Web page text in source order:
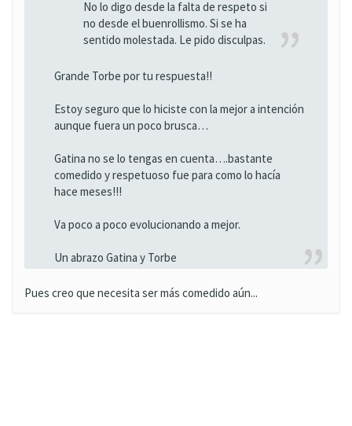
No lo digo desde la falta de respeto si
no desde el buenrollismo. Si se ha
sentido molestada. Le pido disculpas.
Grande Torbe por tu respuesta!!
Estoy seguro que lo hiciste con la mejor a intención
aunque fuera un poco brusca…
Gatina no se lo tengas en cuenta….bastante
comedido y respetuoso fue para como lo hacía
hace meses!!!
Va poco a poco evolucionando a mejor.
Un abrazo Gatina y Torbe
Pues creo que necesita ser más comedido aún...